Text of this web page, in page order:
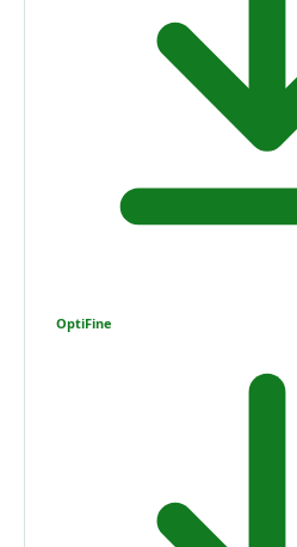
OptiFine